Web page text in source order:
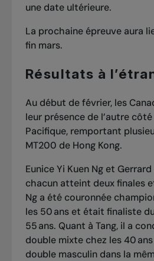
une date ultérieure.
La prochaine épreuve aura
fin mars.
Résultats à
Au début de février, les
leur présence de l’autre côté
Pacifique, remportant
MT200 de Hong Kong.
Eunice Yi Kuen Ng et
chacun atteint deux finales
Ng a été couronnée
les 50 ans et était finaliste
55 ans. Quant à Tang, il a
double mixte chez les 40
double masculin dans la